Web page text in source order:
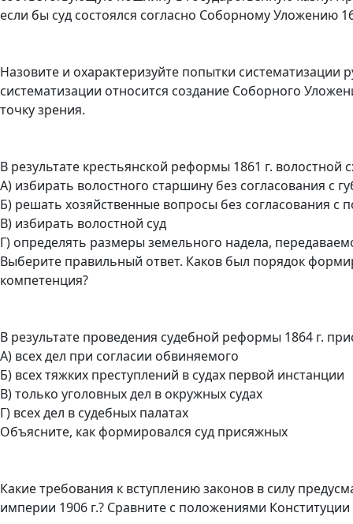
если бы суд состоялся согласно Соборному Уложению
Назовите и охарактеризуйте попытки систематизации
систематизации относится создание Соборного
точку зрения.
В результате крестьянской реформы 1861 г. волостной
А) избирать волостного старшину без согласования с
Б) решать хозяйственные вопросы без согласования с
В) избирать волостной суд
Г) определять размеры земельного надела,
Выберите правильный ответ. Каков был порядок
компетенция?
В результате проведения судебной реформы 1864 г.
А) всех дел при согласии обвиняемого
Б) всех тяжких преступлений в судах первой инстанции
В) только уголовных дел в окружных судах
Г) всех дел в судебных палатах
Объясните, как формировался суд присяжных
Какие требования к вступлению законов в силу
империи 1906 г.? Сравните с положениями Конституции